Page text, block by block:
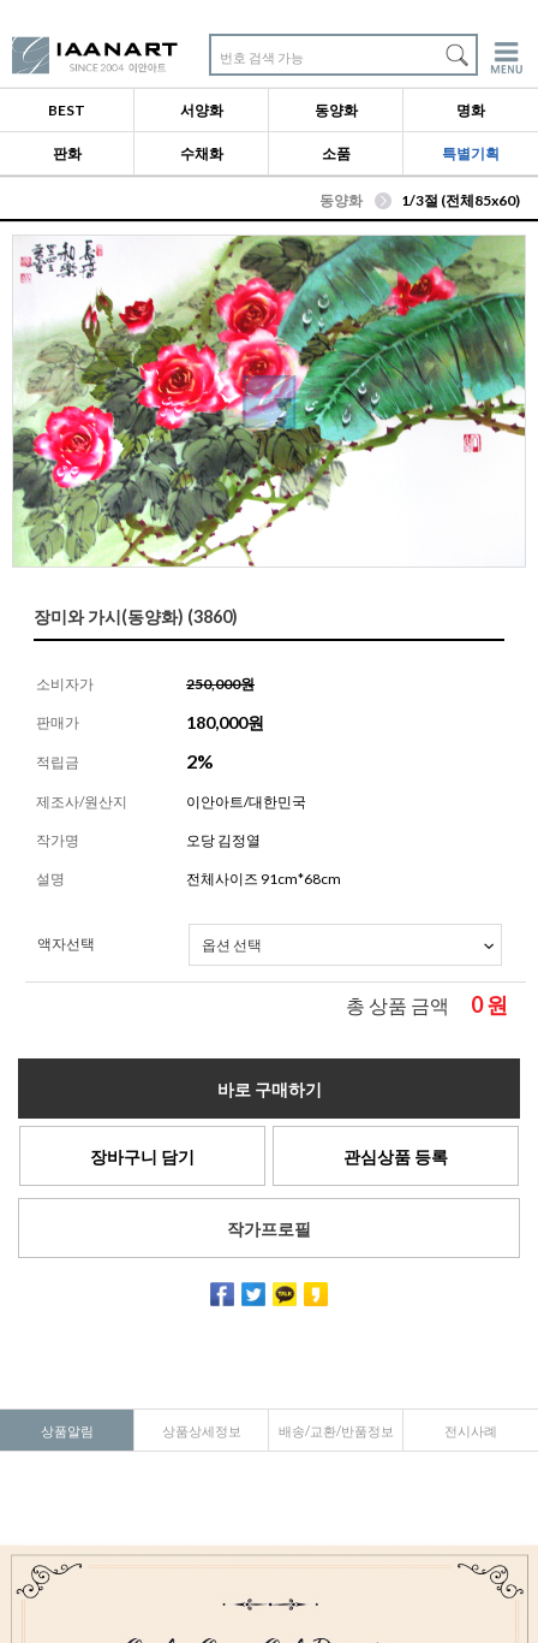
번호 검색 가능
BEST 서양화 동양화 명화
판화 수채화 소품 특별기획
동양화 1/3절 (전체85x60)
장미와 가시(동양화) (3860)
소비자가 250,000원
판매가 180,000원
적립금 2%
제조사/원산지 이안아트/대한민국
작가명 오당 김정열
설명 전체사이즈 91cm*68cm
액자선택
총 상품 금액 0원
바로 구매하기
장바구니 담기 관심상품 등록
작가프로필
상품알림 상품상세정보 배송/교환/반품정보 전시사례